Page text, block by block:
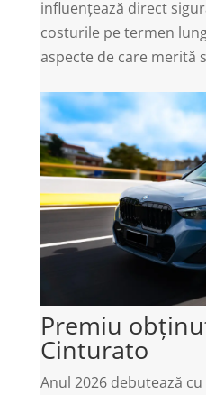
influențează direct
costurile pe termen
aspecte de care merită
Premiu
Cinturato
Anul 2026 debutează